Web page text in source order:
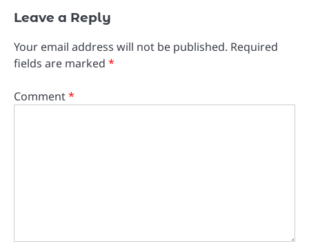
Leave a Reply
Your email address will not be published. Required
fields are marked *
Comment*